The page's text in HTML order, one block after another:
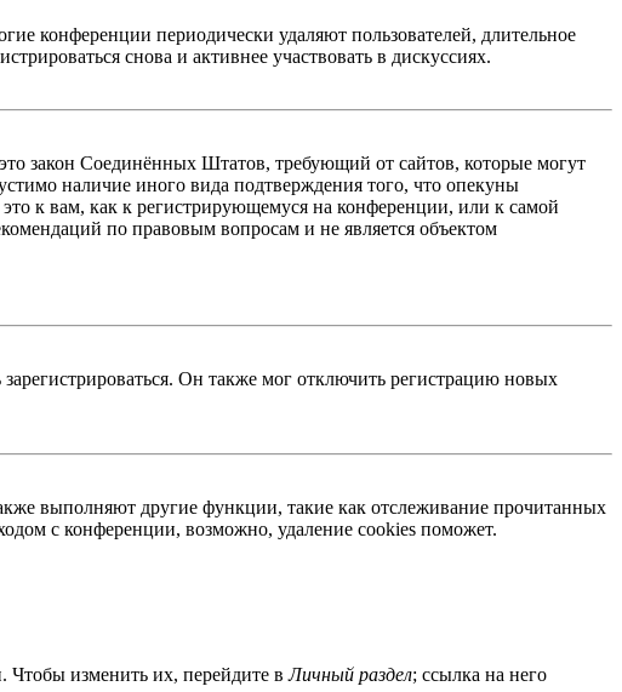
конференции периодически удаляют пользователей, длительное
снова и активнее участвовать в дискуссиях.
закон Соединённых Штатов, требующий от сайтов, которые могут
наличие иного вида подтверждения того, что опекуны
к вам, как к регистрирующемуся на конференции, или к самой
по правовым вопросам и не является объектом
Он также мог отключить регистрацию новых
выполняют другие функции, такие как отслеживание прочитанных
с конференции, возможно, удаление cookies поможет.
Чтобы изменить их, перейдите вЛичный раздел; ссылка на него